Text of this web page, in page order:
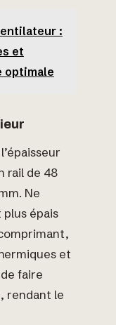
:
et
optimale
rail de 48
Ne
plus épais
et
faire
rendant le